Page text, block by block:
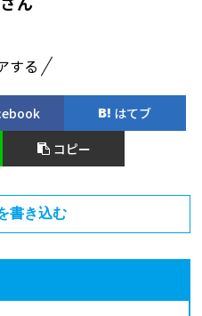
する
はてブ
コピー
書き込む